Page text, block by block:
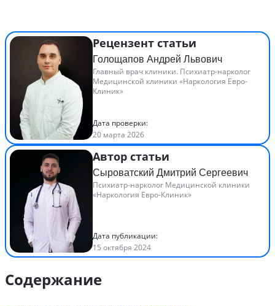
Рецензент статьи
Голощапов Андрей Львович
Главный врач клиники. Психиатр-нарколог
Медицинской клиники «Наркология Евро-
Клиник»
Дата проверки:
20 марта 2026
Автор статьи
Сыроватский Дмитрий Сергеевич
Психиатр-нарколог Медицинской клиники
«Наркология Евро-Клиник»
Дата публикации:
15 октября 2024
Содержание